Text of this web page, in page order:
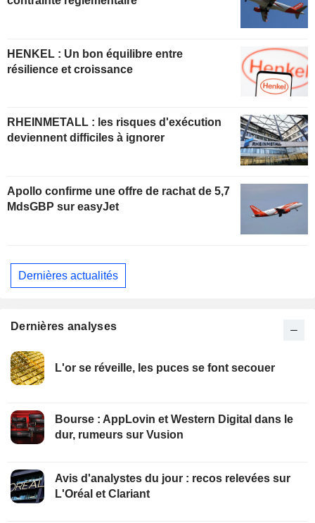
HENKEL : Un bon équilibre entre
résilience et croissance
RHEINMETALL : les risques d'exécution
deviennent difficiles à ignorer
Apollo confirme une offre de rachat de 5,7
MdsGBP sur easyJet
Dernières actualités
Dernières analyses
L'or se réveille, les puces se font secouer
Bourse : AppLovin et Western Digital dans le
dur, rumeurs sur Vusion
Avis d'analystes du jour : recos relevées sur
L'Oréal et Clariant